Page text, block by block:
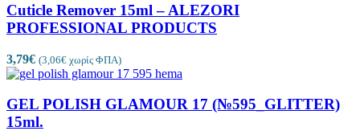
Cuticle Remover 15ml – ALEZORI
PROFESSIONAL PRODUCTS
3,79€ (3,06€ χωρίς ΦΠΑ)
GEL POLISH GLAMOUR 17 (№595_GLITTER)
15ml.